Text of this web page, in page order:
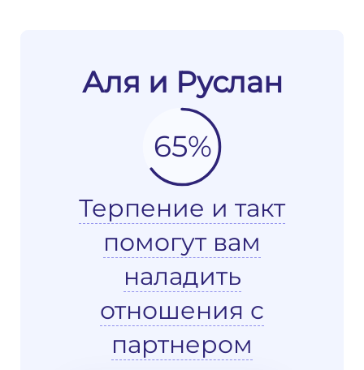
Аля и Руслан
65%
Терпение и такт
помогут вам
наладить
отношения с
партнером